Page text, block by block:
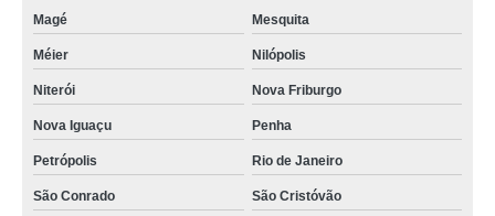
Magé Mesquita
Méier Nilópolis
Niterói Nova Friburgo
Nova Iguaçu Penha
Petrópolis Rio de Janeiro
São Conrado São Cristóvão